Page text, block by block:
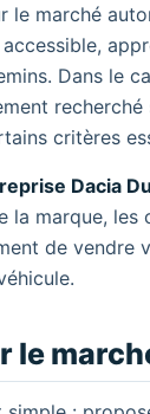
marché
Dans le
recherché
critères
reprise Dacia
marque,
de vendre
le